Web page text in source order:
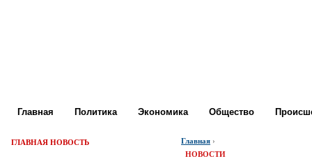
Главная Политика Экономика Общество
ГЛАВНАЯ НОВОСТЬ Главная ›
НОВОСТИ